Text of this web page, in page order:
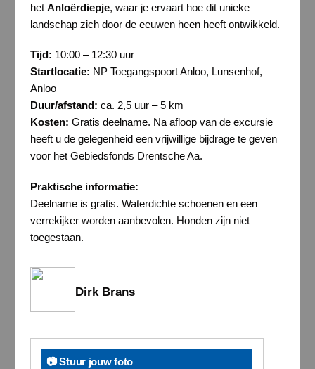
het Anloërdiepje, waar je ervaart hoe dit unieke
landschap zich door de eeuwen heen heeft ontwikkeld.
Tijd: 10:00 – 12:30 uur
Startlocatie: NP Toegangspoort Anloo, Lunsenhof,
Anloo
Duur/afstand: ca. 2,5 uur – 5 km
Kosten: Gratis deelname. Na afloop van de excursie
heeft u de gelegenheid een vrijwillige bijdrage te geven
voor het Gebiedsfonds Drentsche Aa.
Praktische informatie:
Deelname is gratis. Waterdichte schoenen en een
verrekijker worden aanbevolen. Honden zijn niet
toegestaan.
Dirk Brans
📷 Stuur jouw foto